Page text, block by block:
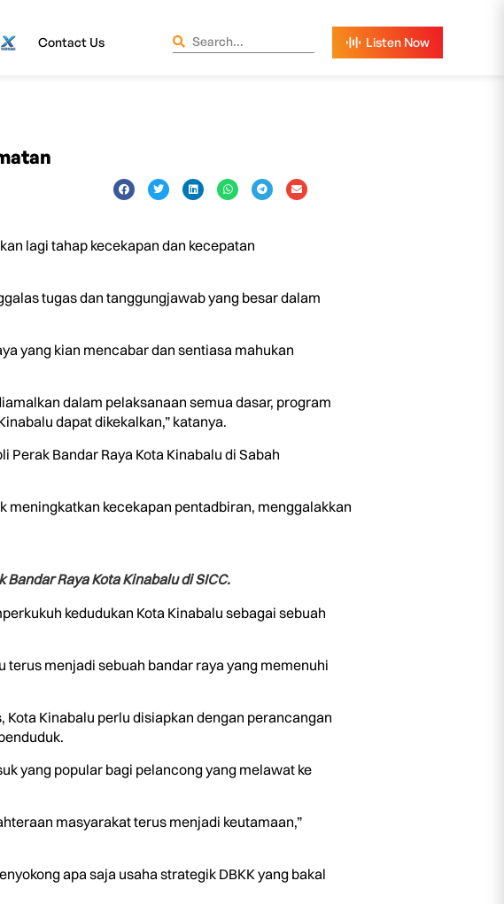
Contact Us
lagi tahap kecekapan dan kecepatan
tugas dan tanggungjawab yang besar dalam
yang kian mencabar dan sentiasa mahukan
dalam pelaksanaan semua dasar, program
dapat dikekalkan,” katanya.
Perak Bandar Raya Kota Kinabalu di Sabah
meningkatkan kecekapan pentadbiran, menggalakkan
Raya Kota Kinabalu di SICC.
kedudukan Kota Kinabalu sebagai sebuah
terus menjadi sebuah bandar raya yang memenuhi
Kinabalu perlu disiapkan dengan perancangan
yang popular bagi pelancong yang melawat ke
masyarakat terus menjadi keutamaan,”
apa saja usaha strategik DBKK yang bakal